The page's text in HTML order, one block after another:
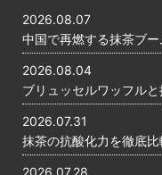
2026.08.07
中国で再燃する抹茶ブ
2026.08.04
ブリュッセルワッフル
2026.07.31
抹茶の抗酸化力を徹底